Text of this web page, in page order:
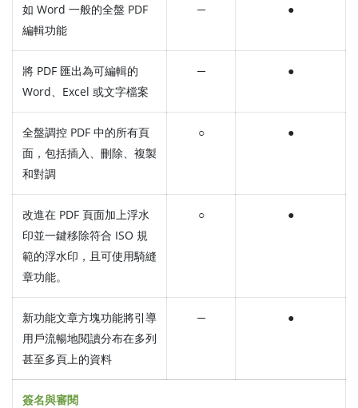
如 Word 一般的全盤 PDF
編輯功能
─ ●
將 PDF 匯出為可編輯的
Word、Excel 或文字檔案
─ ●
全盤調控 PDF 中的所有頁
面，包括插入、刪除、複製
和對調
○ ●
改進在 PDF 頁面加上浮水
印並一鍵移除符合 ISO 規
範的浮水印，且可使用騎縫
章功能。
○ ●
新功能文章方塊功能將引導
用戶流暢地閱讀分布在多列
甚至多頁上的資料
─ ●
簽名與審閱